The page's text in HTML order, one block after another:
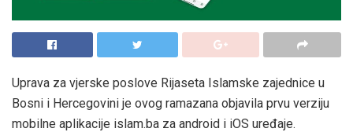
Uprava za vjerske poslove Rijaseta Islamske zajednice u
Bosni i Hercegovini je ovog ramazana objavila prvu verziju
mobilne aplikacije islam.ba za android i iOS uređaje.